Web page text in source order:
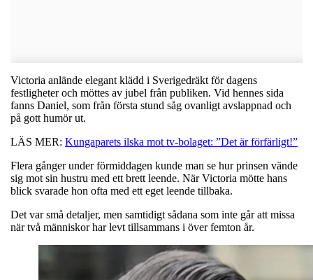
Victoria anlände elegant klädd i Sverigedräkt för dagens
festligheter och möttes av jubel från publiken. Vid hennes sida
fanns Daniel, som från första stund såg ovanligt avslappnad och
på gott humör ut.
LÄS MER: Kungaparets ilska mot tv-bolaget: ”Det är förfärligt!”
Flera gånger under förmiddagen kunde man se hur prinsen vände
sig mot sin hustru med ett brett leende. När Victoria mötte hans
blick svarade hon ofta med ett eget leende tillbaka.
Det var små detaljer, men samtidigt sådana som inte går att missa
när två människor har levt tillsammans i över femton år.